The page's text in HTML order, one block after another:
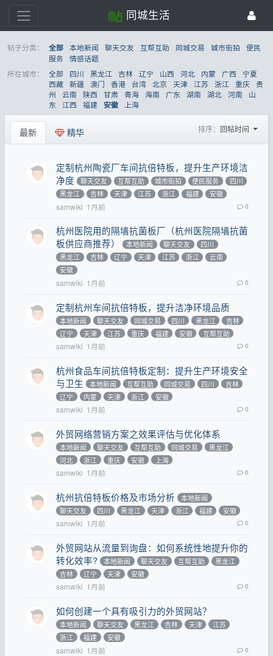
同城生活
帖子分类： 全部 本地新闻 聊天交友 互帮互助 同城交易 城市街拍
便民
服务 情感话题
所在城市：
全部 四川 黑龙江 吉林 辽宁 山西 河北 内蒙 广西 宁夏
西藏 新疆 澳门 香港 台湾 北京 天津 江苏 浙江 重庆 贵
州
云南 陕西 甘肃 青海 海南 广东 湖南 湖北 河南
山
东
江西 福建 安徽 上海
最新 精华 排序： 回帖时间
定制杭州陶瓷厂车间抗倍特板，提升生产环境洁
净度
聊天交友 互帮互助 城市街拍 便民服务
四川
黑龙江
吉林 天津 江苏 浙江 福建 安徽
samwiki 1月前 0
杭州医院用的隔墙抗菌板厂（杭州医院隔墙抗菌
板供应商推荐）
本地新闻 聊天交友
四川
黑龙江
吉林 辽宁 天津 江苏 浙江
云南
安徽
samwiki 1月前 0
定制杭州车间抗倍特板，提升洁净环境品质
本地新闻 聊天交友 同城交易 四川 黑龙江
吉林
辽宁
天津 江苏 重庆 福建 安徽 互帮互助
samwiki 1月前 0
杭州食品车间抗倍特板定制：提升生产环境安全
与卫生
本地新闻 互帮互助 同城交易 四川
吉林
辽宁
内蒙 天津 浙江 安徽
samwiki 1月前 0
外贸网络营销方案之效果评估与优化体系
本地新闻 聊天交友 互帮互助 同城交易
黑龙江
河北
浙江 重庆 安徽 上海
samwiki 1月前 0
杭州抗倍特板价格及市场分析
本地新闻
聊天交友
四川 黑龙江 天津 浙江 福建 安徽
samwiki 1月前 0
外贸网站从流量到询盘：如何系统性地提升你的
转化效率?
本地新闻 聊天交友 互帮互助
黑龙江
吉林
辽宁 天津 安徽
samwiki 1月前 0
如何创建一个具有吸引力的外贸网站？
本地新闻 聊天交友 黑龙江 吉林 天津
江苏
浙江
福建 安徽
samwiki 1月前 0